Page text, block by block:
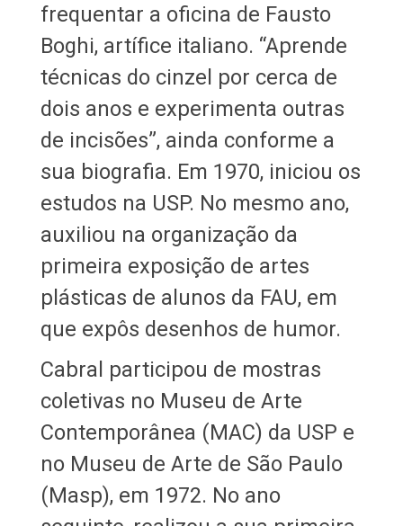
frequentar a oficina de Fausto
Boghi, artífice italiano. “Aprende
técnicas do cinzel por cerca de
dois anos e experimenta outras
de incisões”, ainda conforme a
sua biografia. Em 1970, iniciou os
estudos na USP. No mesmo ano,
auxiliou na organização da
primeira exposição de artes
plásticas de alunos da FAU, em
que expôs desenhos de humor.
Cabral participou de mostras
coletivas no Museu de Arte
Contemporânea (MAC) da USP e
no Museu de Arte de São Paulo
(Masp), em 1972. No ano